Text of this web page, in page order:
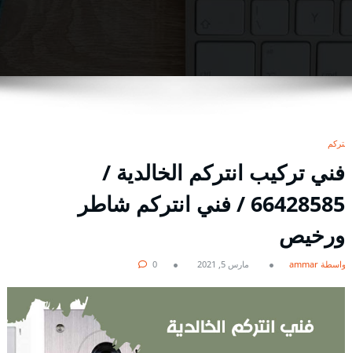
انتركم
فني تركيب انتركم الخالدية /
66428585 / فني انتركم شاطر
ورخيص
بواسطة ammar مارس 5, 2021 0